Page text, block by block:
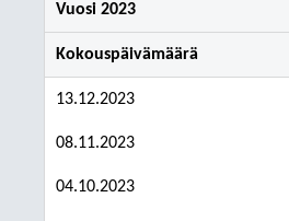
Vuosi 2023
Kokouspäivämäärä
13.12.2023
08.11.2023
04.10.2023